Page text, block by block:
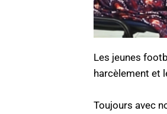
Les jeunes
harcèlement et
Toujours avec